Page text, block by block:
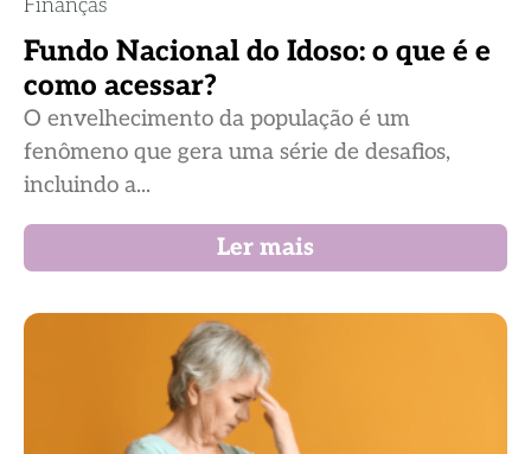
Finanças
Fundo Nacional do Idoso: o que é e
como acessar?
O envelhecimento da população é um
fenômeno que gera uma série de desafios,
incluindo a...
Ler mais